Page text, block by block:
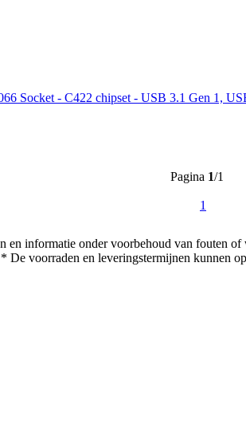
Socket - C422 chipset - USB 3.1 Gen 1,
Pagina 1/1
1
en informatie onder voorbehoud van fouten
* De voorraden en leveringstermijnen kunnen